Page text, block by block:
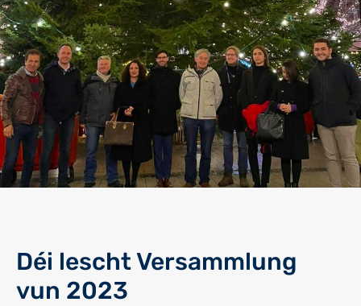
Déi lescht Versammlung
vun 2023